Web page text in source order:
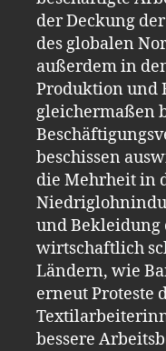
der Deckung
des globalen
außerdem in
Produktion und
gleichermaßen
beschissen
die Mehrheit in
und Bekleidung
wirtschaftlich
Ländern, wie
erneut Proteste
bessere